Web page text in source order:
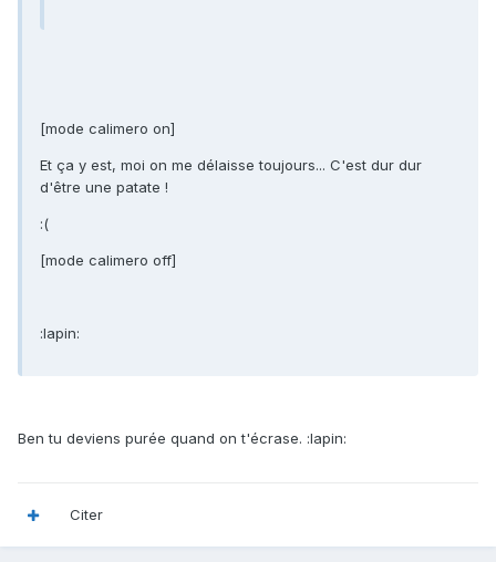
[mode calimero on]
Et ça y est, moi on me délaisse toujours... C'est dur dur
d'être une patate !
:(
[mode calimero off]
:lapin:
Ben tu deviens purée quand on t'écrase. :lapin:
Citer